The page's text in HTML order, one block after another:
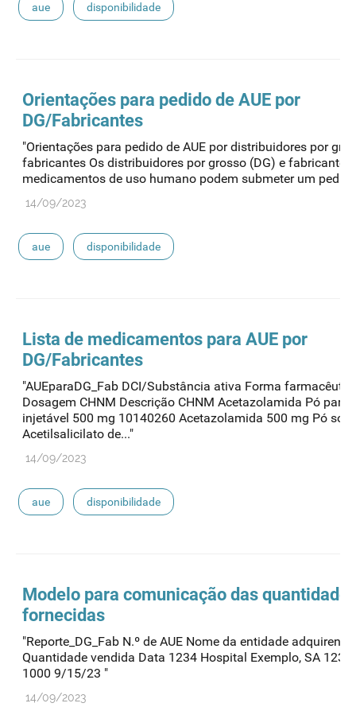
aue disponibilidade
Orientações para pedido de AUE por
DG/Fabricantes
"Orientações para pedido de AUE por distribuidores por
fabricantes Os distribuidores por grosso (DG) e fabricantes
medicamentos de uso humano podem submeter um
14/09/2023
aue disponibilidade
Lista de medicamentos para AUE por
DG/Fabricantes
"AUEparaDG_Fab DCI/Substância ativa Forma
Dosagem CHNM Descrição CHNM Acetazolamida Pó para
injetável 500 mg 10140260 Acetazolamida 500 mg Pó sol
Acetilsalicilato de..."
14/09/2023
aue disponibilidade
Modelo para comunicação das
fornecidas
"Reporte_DG_Fab N.º de AUE Nome da entidade adquirente
Quantidade vendida Data 1234 Hospital Exemplo, SA
1000 9/15/23 "
14/09/2023